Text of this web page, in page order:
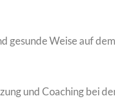
gesunde Weise auf
und Coaching bei